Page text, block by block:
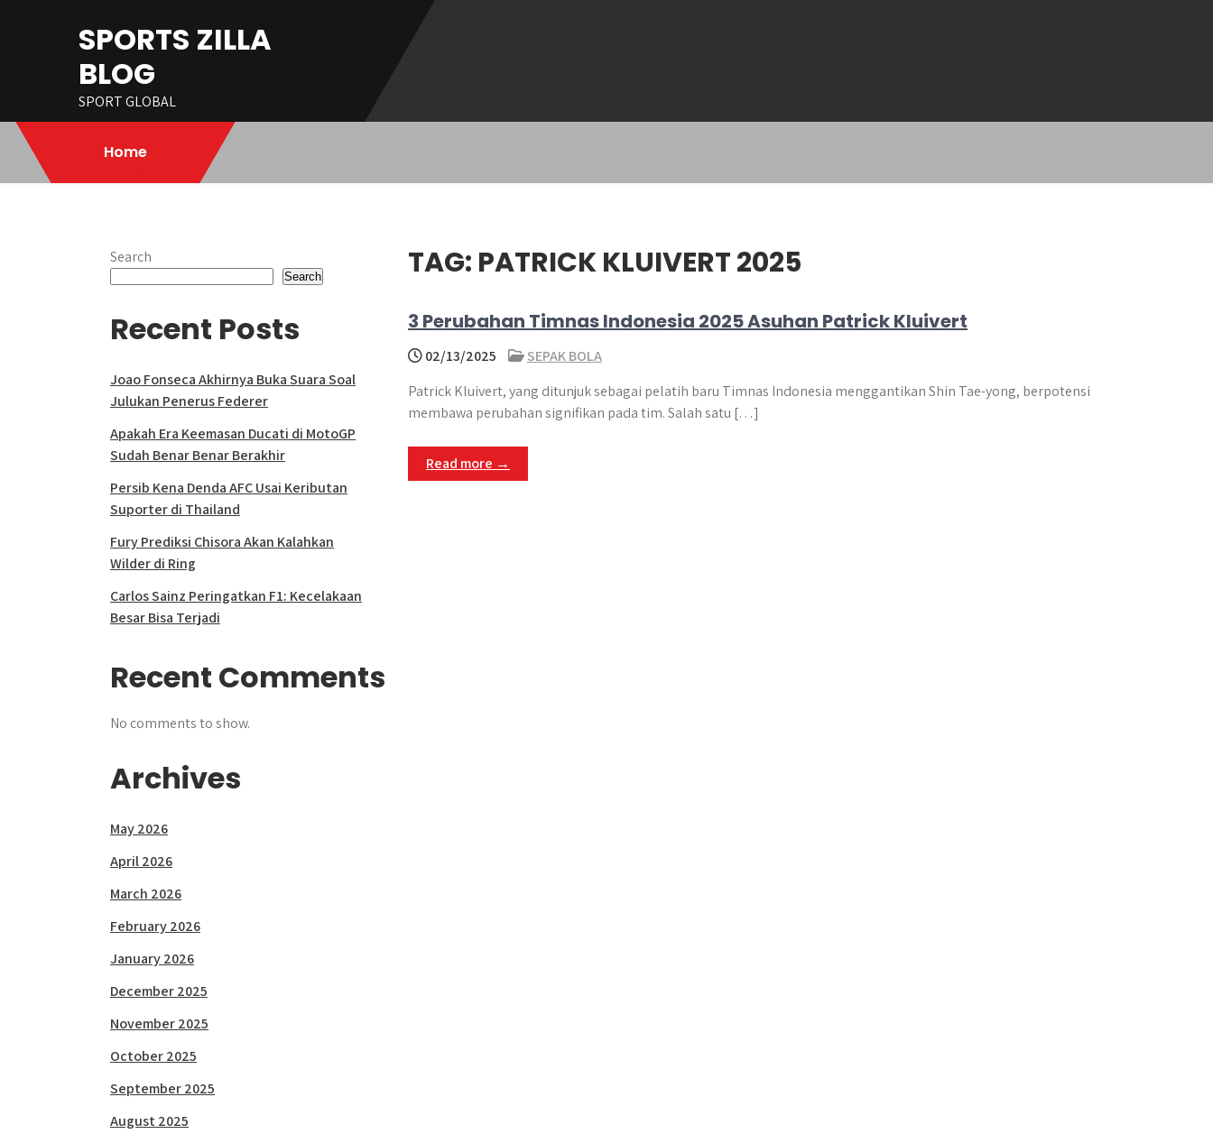
SPORTS ZILLA
BLOG
SPORT GLOBAL
Home
TAG: PATRICK KLUIVERT 2025
3 Perubahan Timnas Indonesia 2025 Asuhan Patrick Kluivert
02/13/2025
SEPAK BOLA
​Patrick Kluivert, yang ditunjuk sebagai pelatih baru Timnas Indonesia menggantikan Shin Tae-yong, berpotensi
membawa perubahan signifikan pada tim​. Salah satu […]
Read more →
Search
Search
Recent Posts
Joao Fonseca Akhirnya Buka Suara Soal
Julukan Penerus Federer
Apakah Era Keemasan Ducati di MotoGP
Sudah Benar Benar Berakhir
Persib Kena Denda AFC Usai Keributan
Suporter di Thailand
Fury Prediksi Chisora Akan Kalahkan
Wilder di Ring
Carlos Sainz Peringatkan F1: Kecelakaan
Besar Bisa Terjadi
Recent Comments
No comments to show.
Archives
May 2026
April 2026
March 2026
February 2026
January 2026
December 2025
November 2025
October 2025
September 2025
August 2025